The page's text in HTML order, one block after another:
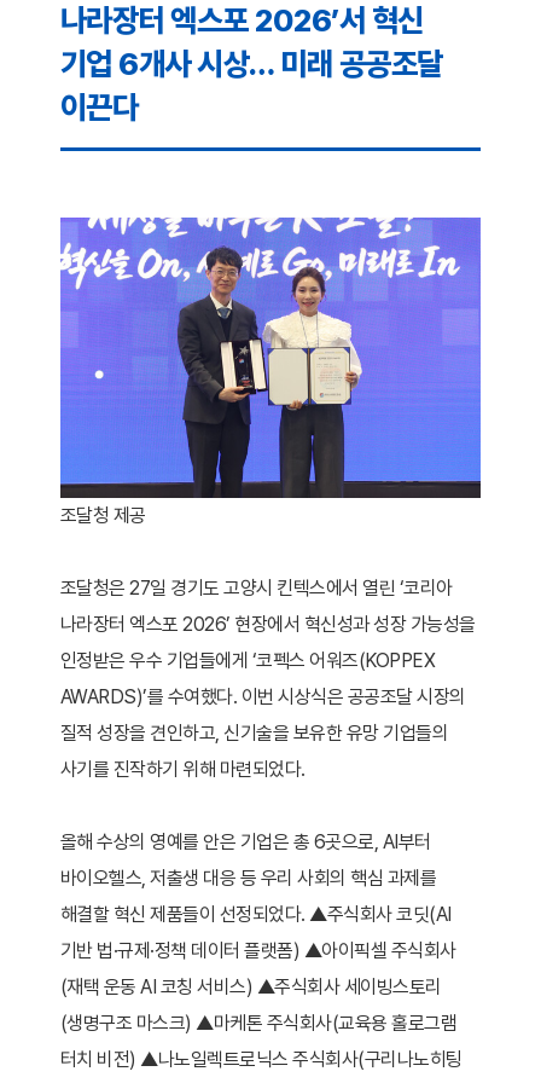
나라장터 엑스포 2026’서 혁신
기업 6개사 시상… 미래 공공조달
이끈다
조달청 제공
조달청은 27일 경기도 고양시 킨텍스에서 열린 ‘코리아
나라장터 엑스포 2026’ 현장에서 혁신성과 성장 가능성을
인정받은 우수 기업들에게 ‘코펙스 어워즈(KOPPEX
AWARDS)’를 수여했다. 이번 시상식은 공공조달 시장의
질적 성장을 견인하고, 신기술을 보유한 유망 기업들의
사기를 진작하기 위해 마련되었다.
올해 수상의 영예를 안은 기업은 총 6곳으로, AI부터
바이오헬스, 저출생 대응 등 우리 사회의 핵심 과제를
해결할 혁신 제품들이 선정되었다. ▲주식회사 코딧(AI
기반 법·규제·정책 데이터 플랫폼) ▲아이픽셀 주식회사
(재택 운동 AI 코칭 서비스) ▲주식회사 세이빙스토리
(생명구조 마스크) ▲마케톤 주식회사(교육용 홀로그램
터치 비전) ▲나노일렉트로닉스 주식회사(구리나노히팅